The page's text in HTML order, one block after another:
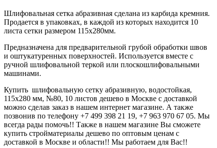
Шлифовальная сетка абразивная сделана из карбида кремния.
Продается в упаковках, в каждой из которых находится 10
листа сетки размером 115х280мм.
Предназначена для предварительной грубой обработки швов
и оштукатуренных поверхностей. Используется вместе с
ручной шлифовальной теркой или плоскошлифовальными
машинами.
Купить шлифовальную сетку абразивную, водостойкая,
115х280 мм, №80, 10 листов дешево в Москве с доставкой
можно сделав заказ в нашем интернет магазине. А также
позвонив по телефону +7 499 398 21 19, +7 963 970 67 05. Мы
всегда рады помочь!! Также в нашем магазине Вы сможете
купить стройматериалы дешево по оптовым ценам с
доставкой в Москве и области!! Мы работаем для Вас!!